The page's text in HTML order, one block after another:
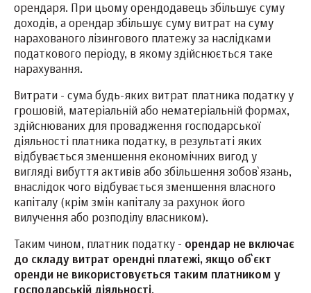
орендаря. При цьому орендодавець збільшує суму
доходів, а орендар збільшує суму витрат на суму
нарахованого лізингового платежу за наслідками
податкового періоду, в якому здійснюється таке
нарахування.
Витрати - сума будь-яких витрат платника податку у
грошовій, матеріальній або нематеріальній формах,
здійснюваних для провадження господарської
діяльності платника податку, в результаті яких
відбувається зменшення економічних вигод у
вигляді вибуття активів або збільшення зобов`язань,
внаслідок чого відбувається зменшення власного
капіталу (крім змін капіталу за рахунок його
вилучення або розподілу власником).
Таким чином, платник податку - орендар не включає
до складу витрат орендні платежі, якщо об`єкт
оренди не використовується таким платником у
господарській діяльності.